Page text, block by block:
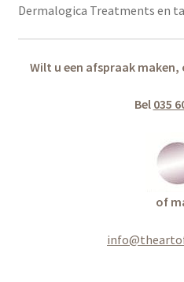
Dermalogica Treatments en
Wilt u een afspraak
Bel 035
of